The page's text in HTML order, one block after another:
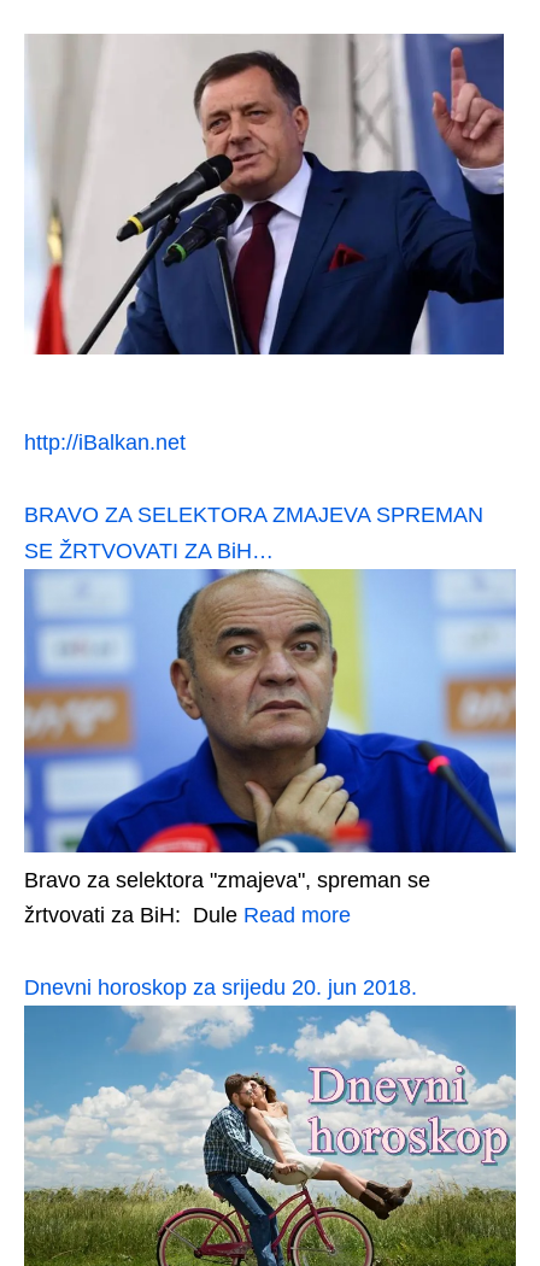
http://iBalkan.net
BRAVO ZA SELEKTORA ZMAJEVA SPREMAN
SE ŽRTVOVATI ZA BiH…
Bravo za selektora "zmajeva", spreman se
žrtvovati za BiH: Dule Read more
Dnevni horoskop za srijedu 20. jun 2018.